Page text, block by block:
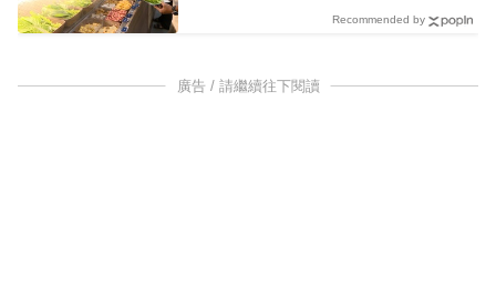
Recommended by
廣告 / 請繼續往下閱讀